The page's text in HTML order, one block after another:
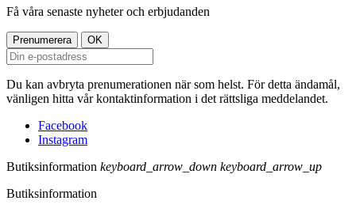
Få våra senaste nyheter och erbjudanden
Du kan avbryta prenumerationen när som helst. För detta ändamål,
vänligen hitta vår kontaktinformation i det rättsliga meddelandet.
Facebook
Instagram
Butiksinformation keyboard_arrow_down keyboard_arrow_up
Butiksinformation